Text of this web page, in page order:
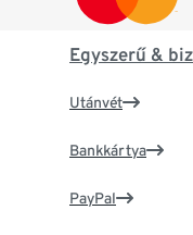
Egyszerű &
Utánvét
Bankkártya
PayPal